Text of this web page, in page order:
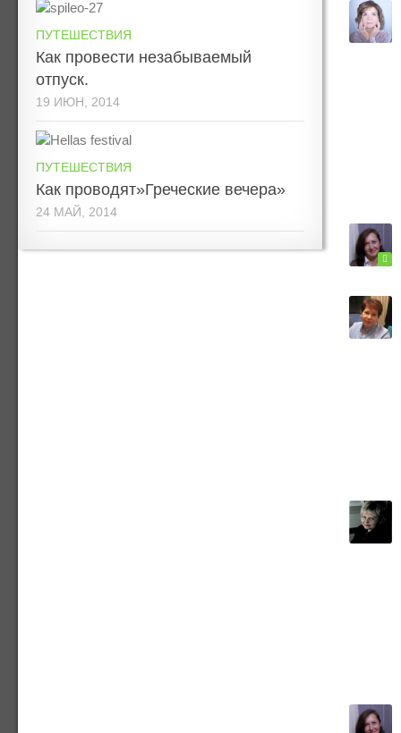
ПУТЕШЕСТВИЯ
Как провести незабываемый
отпуск.
19 ИЮН, 2014
ПУТЕШЕСТВИЯ
Как проводят»Греческие вечера»
24 МАЙ, 2014